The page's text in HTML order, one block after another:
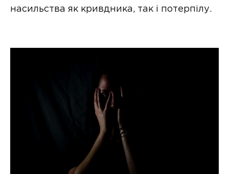
насильства як кривдника, так і потерпілу.